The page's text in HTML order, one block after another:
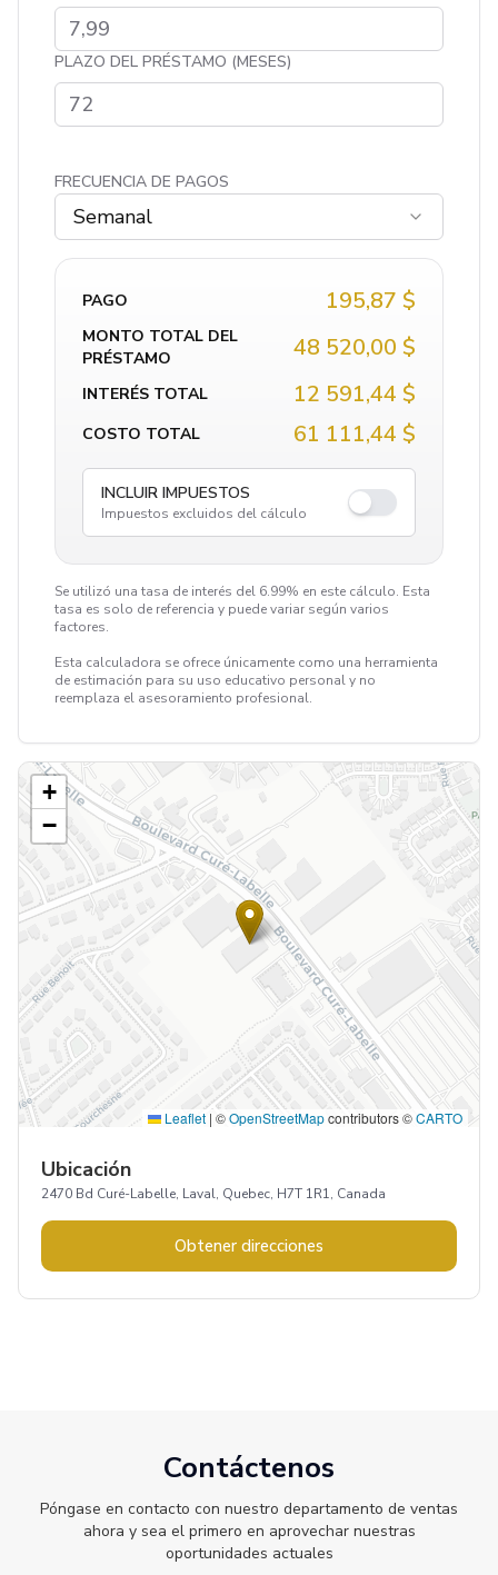
PLAZO DEL PRÉSTAMO (MESES)
FRECUENCIA DE PAGOS
Semanal
PAGO 195,87 $
MONTO TOTAL DEL
PRÉSTAMO
48 520,00 $
INTERÉS TOTAL 12 591,44 $
COSTO TOTAL 61 111,44 $
INCLUIR IMPUESTOS
Impuestos excluidos del cálculo
Se utilizó una tasa de interés del 6.99% en este cálculo. Esta
tasa es solo de referencia y puede variar según varios
factores.
Esta calculadora se ofrece únicamente como una herramienta
de estimación para su uso educativo personal y no
reemplaza el asesoramiento profesional.
+
−
Leaflet | ©OpenStreetMapcontributors ©CARTO
Ubicación
2470 Bd Curé-Labelle, Laval, Quebec, H7T 1R1, Canada
Obtener direcciones
Contáctenos
Póngase en contacto con nuestro departamento de ventas
ahora y sea el primero en aprovechar nuestras
oportunidades actuales